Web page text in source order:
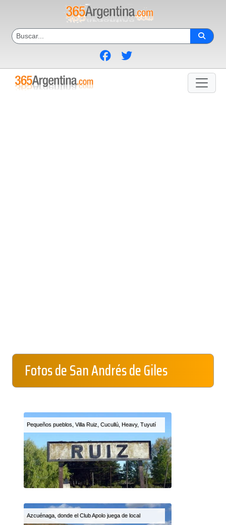
Fotos de San Andrés de Giles
Pequeños pueblos, Villa Ruiz, Cucullú, Heavy, Tuyutí
Azcuénaga, donde el Club Apolo juega de local